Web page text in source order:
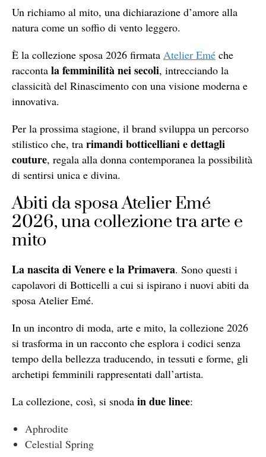
Un richiamo al mito, una dichiarazione d’amore alla
natura come un soffio di vento leggero.
È la collezione sposa 2026 firmata Atelier Emé che
racconta la femminilità nei secoli, intrecciando la
classicità del Rinascimento con una visione moderna e
innovativa.
Per la prossima stagione, il brand sviluppa un percorso
stilistico che, tra rimandi botticelliani e dettagli
couture, regala alla donna contemporanea la possibilità
di sentirsi unica e divina.
Abiti da sposa Atelier Emé
2026, una collezione tra arte e
mito
La nascita di Venere e la Primavera. Sono questi i
capolavori di Botticelli a cui si ispirano i nuovi abiti da
sposa Atelier Emé.
In un incontro di moda, arte e mito, la collezione 2026
si trasforma in un racconto che esplora i codici senza
tempo della bellezza traducendo, in tessuti e forme, gli
archetipi femminili rappresentati dall’artista.
La collezione, così, si snoda in due linee:
Aphrodite
Celestial Spring